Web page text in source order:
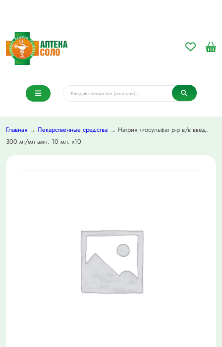
Главная → Лекарственные средства → Натрия тиосульфат р-р в/в введ.
300 мг/мл амп. 10 мл. х10